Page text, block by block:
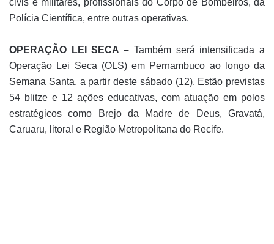
civis e militares, profissionais do Corpo de Bombeiros, da
Polícia Científica, entre outras operativas.
OPERAÇÃO LEI SECA – Também será intensificada a
Operação Lei Seca (OLS) em Pernambuco ao longo da
Semana Santa, a partir deste sábado (12). Estão previstas
54 blitze e 12 ações educativas, com atuação em polos
estratégicos como Brejo da Madre de Deus, Gravatá,
Caruaru, litoral e Região Metropolitana do Recife.